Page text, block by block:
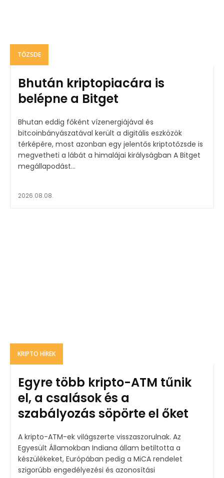
TŐZSDE
Bhután kriptopiacára is
belépne a Bitget
Bhutan eddig főként vízenergiájával és
bitcoinbányászatával került a digitális eszközök
térképére, most azonban egy jelentős kriptotőzsde is
megvetheti a lábát a himalájai királyságban A Bitget
megállapodást...
2026.08.08.
KRIPTO HÍREK
Egyre több kripto-ATM tűnik
el, a csalások és a
szabályozás söpörte el őket
A kripto-ATM-ek világszerte visszaszorulnak. Az
Egyesült Államokban Indiana állam betiltotta a
készülékeket, Európában pedig a MiCA rendelet
szigorúbb engedélyezési és azonosítási